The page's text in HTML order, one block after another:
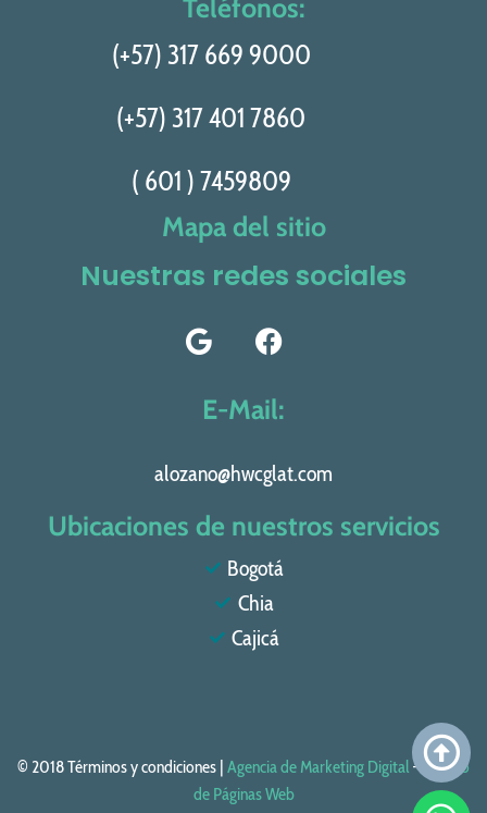
Teléfonos:
(+57) 317 669 9000
(+57) 317 401 7860
( 601 ) 7459809
Mapa del sitio
Nuestras redes sociales
E-Mail:
alozano@hwcglat.com
Ubicaciones de nuestros servicios
Bogotá
Chia
Cajicá
© 2018 Términos y condiciones | Agencia de Marketing Digital– Diseño
de Páginas Web